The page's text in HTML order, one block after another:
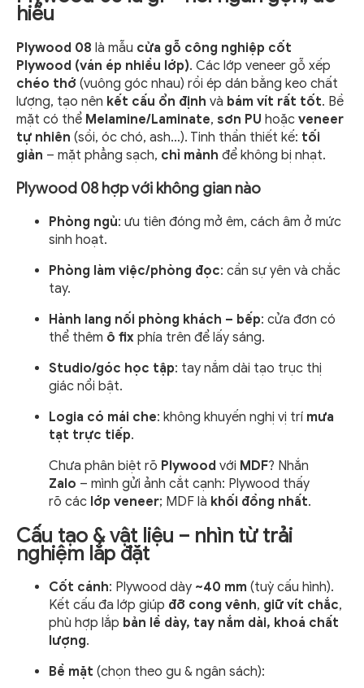
hiểu
Plywood 08 là mẫu cửa gỗ công nghiệp cốt
Plywood (ván ép nhiều lớp). Các lớp veneer gỗ xếp
chéo thớ (vuông góc nhau) rồi ép dán bằng keo chất
lượng, tạo nên kết cấu ổn định và bám vít rất tốt. Bề
mặt có thể Melamine/Laminate, sơn PU hoặc veneer
tự nhiên (sồi, óc chó, ash…). Tinh thần thiết kế: tối
giản – mặt phẳng sạch, chỉ mảnh để không bị nhạt.
Plywood 08 hợp với không gian nào
Phòng ngủ: ưu tiên đóng mở êm, cách âm ở mức
sinh hoạt.
Phòng làm việc/phòng đọc: cần sự yên và chắc
tay.
Hành lang nối phòng khách – bếp: cửa đơn có
thể thêm ô fix phía trên để lấy sáng.
Studio/góc học tập: tay nắm dài tạo trục thị
giác nổi bật.
Logia có mái che: không khuyến nghị vị trí mưa
tạt trực tiếp.
Chưa phân biệt rõ Plywood với MDF? Nhắn
Zalo – mình gửi ảnh cắt cạnh: Plywood thấy
rõ các lớp veneer; MDF là khối đồng nhất.
Cấu tạo & vật liệu – nhìn từ trải
nghiệm lắp đặt
Cốt cánh: Plywood dày ~40 mm (tuỳ cấu hình).
Kết cấu đa lớp giúp đỡ cong vênh, giữ vít chắc,
phù hợp lắp bản lề dày, tay nắm dài, khoá chất
lượng.
Bề mặt (chọn theo gu & ngân sách):